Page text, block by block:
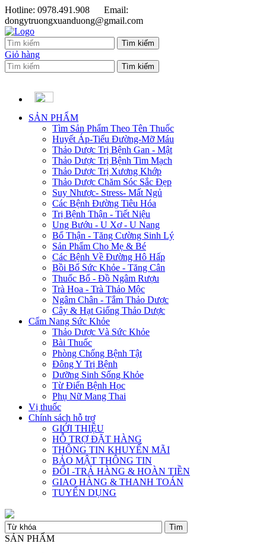
Hotline: 0978.491.908
Email:
dongytruongxuanduong@gmail.com
Giỏ hàng
SẢN PHẨM
Tìm Sản Phẩm Theo Tên Thuốc
Huyết Áp-Tiểu Đường-Mỡ Máu
Thảo Dược Trị Bệnh Gan - Mật
Thảo Dược Trị Bệnh Tim Mạch
Thảo Dược Trị Xương Khớp
Thảo Dược Chăm Sóc Sắc Đẹp
Suy Nhược- Stress- Mất Ngủ
Các Bệnh Đường Tiêu Hóa
Trị Bệnh Thận - Tiết Niệu
Ung Bướu - U Xơ - U Nang
Bổ Thận - Tăng Cường Sinh Lý
Sản Phẩm Cho Mẹ & Bé
Các Bệnh Về Đường Hô Hấp
Bồi Bổ Sức Khỏe - Tăng Cân
Thuốc Bổ - Đồ Ngâm Rượu
Trà Hoa - Trà Thảo Mộc
Ngâm Chân - Tắm Thảo Dược
Cây & Hạt Giống Thảo Dược
Cẩm Nang Sức Khỏe
Thảo Dược Và Sức Khỏe
Bài Thuốc
Phòng Chống Bệnh Tật
Đông Y Trị Bệnh
Dưỡng Sinh Sống Khỏe
Từ Điển Bệnh Học
Phụ Nữ Mang Thai
Vị thuốc
Chính sách hỗ trợ
GIỚI THIỆU
HỖ TRỢ ĐẶT HÀNG
THÔNG TIN KHUYẾN MÃI
BẢO MẬT THÔNG TIN
ĐỔI -TRẢ HÀNG & HOÀN TIỀN
GIAO HÀNG & THANH TOÁN
TUYỂN DỤNG
SẢN PHẨM